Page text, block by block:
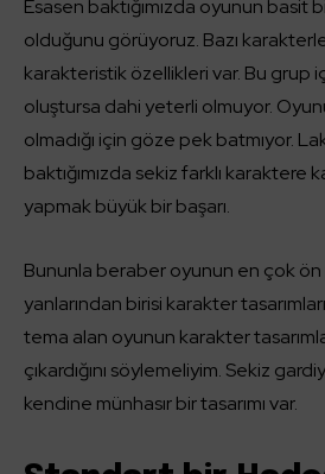
Esasen baktığımızda oyunun basit
olduğunu görüyoruz. Bazı
karakteristik özellikleri var. Bu grup
oluştursa dahi yeterli olmuyor.
olmadığı için göze pek batmıyor.
baktığımızda sekiz farklı karaktere
yapmak büyük bir başarı.
Bununla beraber oyunun en çok ön
yanlarından birisi karakter
tema alan oyunun karakter
çıkardığını söylemeliyim. Sekiz
kendine münhasır bir tasarımı var.